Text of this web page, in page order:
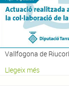
Vallfogona de
Llegeix més